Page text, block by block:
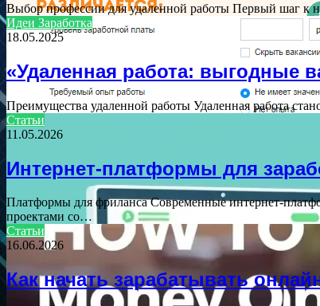
Выбор профессии для удаленной работы Первый шаг к
Идеи Заработка
18.05.2025
«Удаленная работа: выгодные
Преимущества удаленной работы Удаленная работа
Статьи
11.05.2026
Интернет-платформы для
Платформы для фриланса Современные интернет-
проектами со…
Статьи
16.06.2026
Как начать зарабатывать